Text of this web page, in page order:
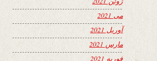
می 2021
آوریل 2021
مارس 2021
فوریه 2021